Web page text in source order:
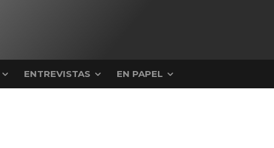
ENTREVISTAS EN PAPEL